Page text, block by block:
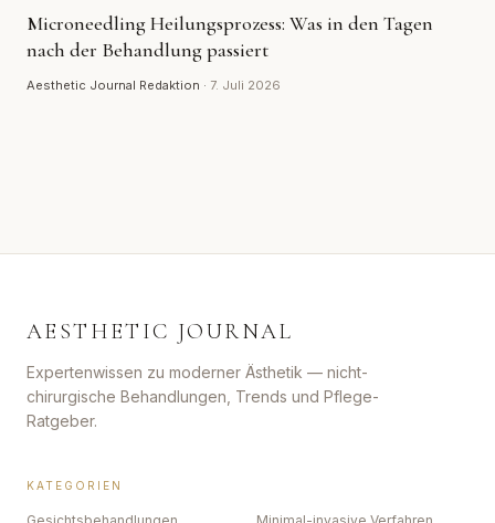
Microneedling Heilungsprozess: Was in den Tagen
nach der Behandlung passiert
Aesthetic Journal Redaktion · 7. Juli 2026
AESTHETIC JOURNAL
Expertenwissen zu moderner Ästhetik — nicht-
chirurgische Behandlungen, Trends und Pflege-
Ratgeber.
KATEGORIEN